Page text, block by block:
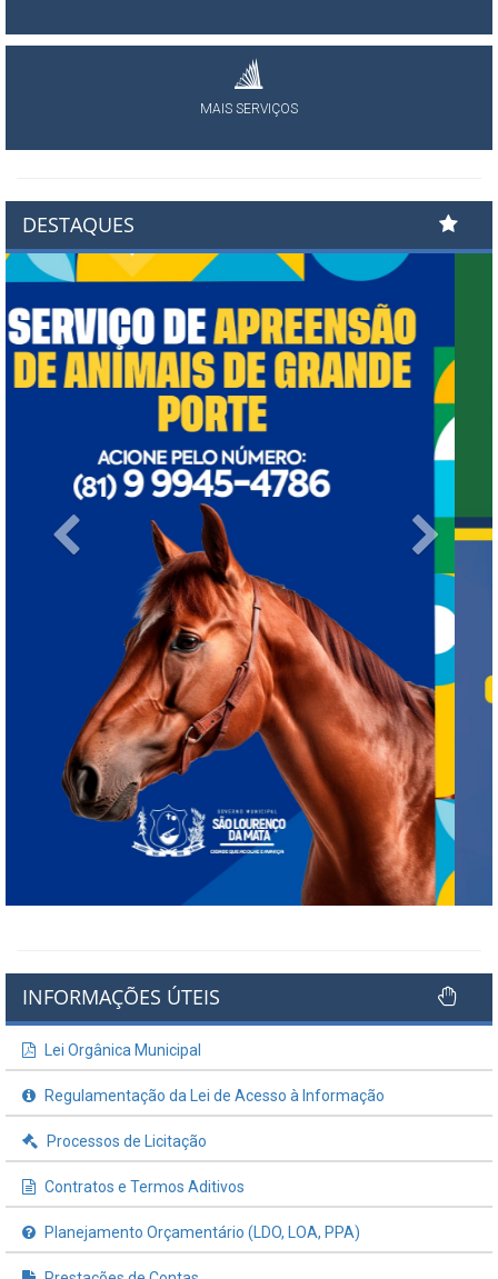
MAIS SERVIÇOS
DESTAQUES
Previous Next
INFORMAÇÕES ÚTEIS
Lei Orgânica Municipal
Regulamentação da Lei de Acesso à Informação
Processos de Licitação
Contratos e Termos Aditivos
Planejamento Orçamentário (LDO, LOA, PPA)